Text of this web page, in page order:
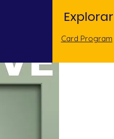
Explorar
Card Program